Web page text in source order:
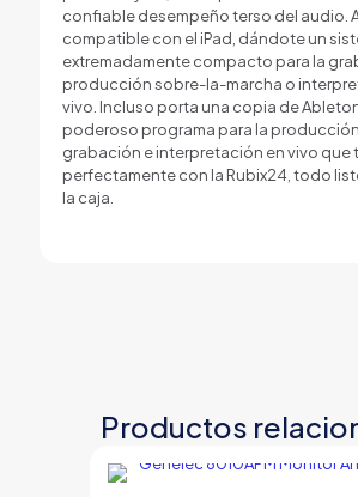
confiable desempeño terso del audio.
compatible con el iPad, dándote un
extremadamente compacto para la
producción sobre-la-marcha o
vivo. Incluso porta una copia de
poderoso programa para la
grabación e interpretación en vivo que
perfectamente con la Rubix24, todo
la caja.
Productos